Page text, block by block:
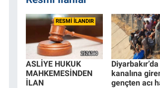
RESMİ İLANDIR
ASLİYE HUKUK
MAHKEMESİNDEN
İLAN
kanalına
gençten acı